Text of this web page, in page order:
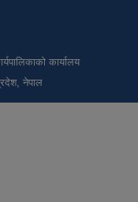
कार्यालय
नेपाल